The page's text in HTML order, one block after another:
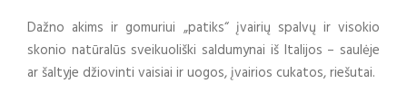
Dažno akims ir gomuriui „patiks“ įvairių spalvų ir visokio
skonio natūralūs sveikuoliški saldumynai iš Italijos – saulėje
ar šaltyje džiovinti vaisiai ir uogos, įvairios cukatos, riešutai.